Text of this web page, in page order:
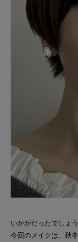
いかがだったでしょう
今回のメイクは、秋